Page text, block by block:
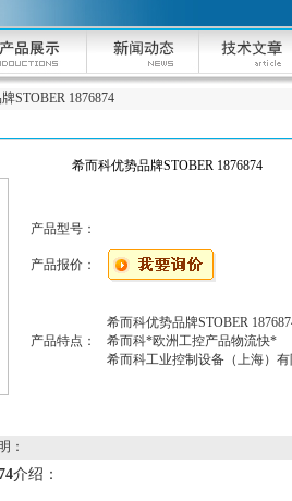
STOBER 1876874
希而科优势品牌STOBER 1876874
产品型号：
产品报价：
产品特点：
希而科优势品牌STOBER
希而科*欧洲工控产品物流快*
希而科工业控制设备（上海）
：
介绍：